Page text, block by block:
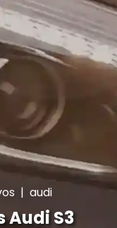
| audi
Audi S3